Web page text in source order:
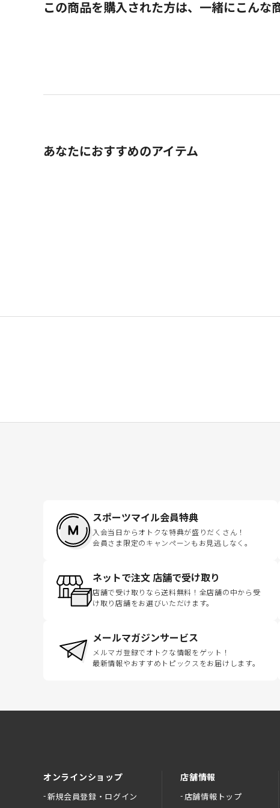
この商品を購入された方は、一緒にこんな
あなたにおすすめのアイテム
スポーツマイル会員特典
入会当日からオトクな特典が盛りだくさん！
会員さま限定のキャンペーンもお見逃しなく。
ネットで注文 店舗で受け取り
店舗で受け取りなら送料無料！全店舗の中から受
け取り店舗をお選びいただけます。
メールマガジンサービス
メルマガ登録でオトクな情報をゲット！
最新情報やおすすめトピックスをお届けします。
オンラインショップ
新規会員登録・ログイン
店舗情報
店舗情報トップ